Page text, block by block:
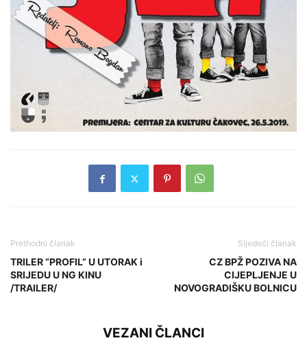
Prethodni članak
TRILER “PROFIL” U UTORAK i
SRIJEDU U NG KINU
/TRAILER/
Sljedeći članak
CZ BPŽ POZIVA NA
CIJEPLJENJE U
NOVOGRADIŠKU BOLNICU
VEZANI ČLANCI